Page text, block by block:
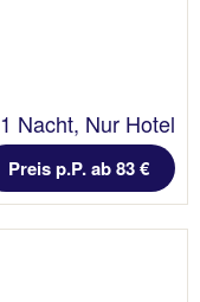
1 Nacht, Nur Hotel
Preis p.P. ab 83 €